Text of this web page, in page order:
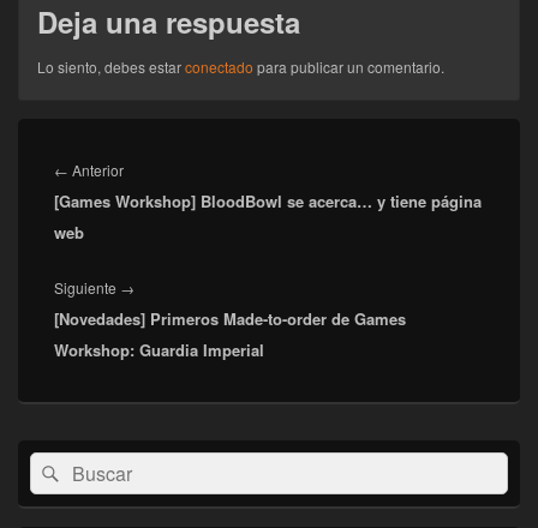
Deja una respuesta
Lo siento, debes estarconectado para publicar un comentario.
de
entradas
← AnteriorEntrada
anterior:
[Games Workshop] BloodBowl se acerca… y tiene página
web
Siguiente →
siguiente:
[Novedades] Primeros Made-to-order de Games
Workshop: Guardia Imperial
El
área
de
widget
Buscar
por:
Buscar